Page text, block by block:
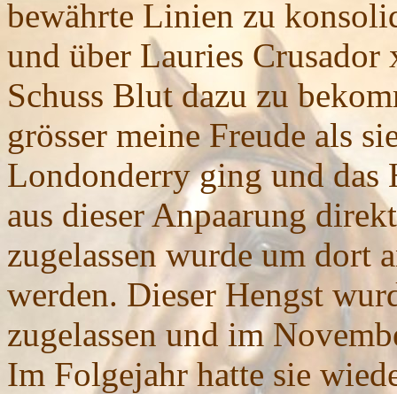
bewährte Linien zu
und über Lauries Crusador
Schuss Blut dazu zu
grösser meine Freude als
Londonderry ging und das
aus dieser Anpaarung
zugelassen wurde um dort
werden. Dieser Hengst
zugelassen und im
Im Folgejahr hatte sie